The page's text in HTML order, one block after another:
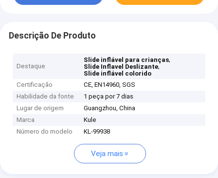
Descrição De Produto
Destaque
Slide inflável para crianças,
Slide Inflavel Deslizante,
Slide inflável colorido
Certificação
CE, EN14960, SGS
Habilidade da fonte
1 peça por 7 dias
Lugar de origem
Guangzhou, China
Marca
Kule
Número do modelo
KL-99938
Veja mais